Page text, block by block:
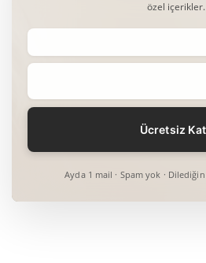
özel içerikler.
Ayda 1 mail · Spam yok ·